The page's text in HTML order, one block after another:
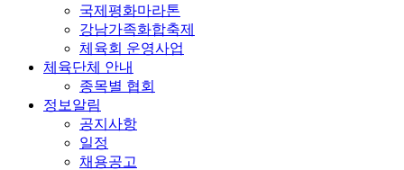
국제평화마라톤
강남가족화합축제
체육회 운영사업
체육단체 안내
종목별 협회
정보알림
공지사항
일정
채용공고